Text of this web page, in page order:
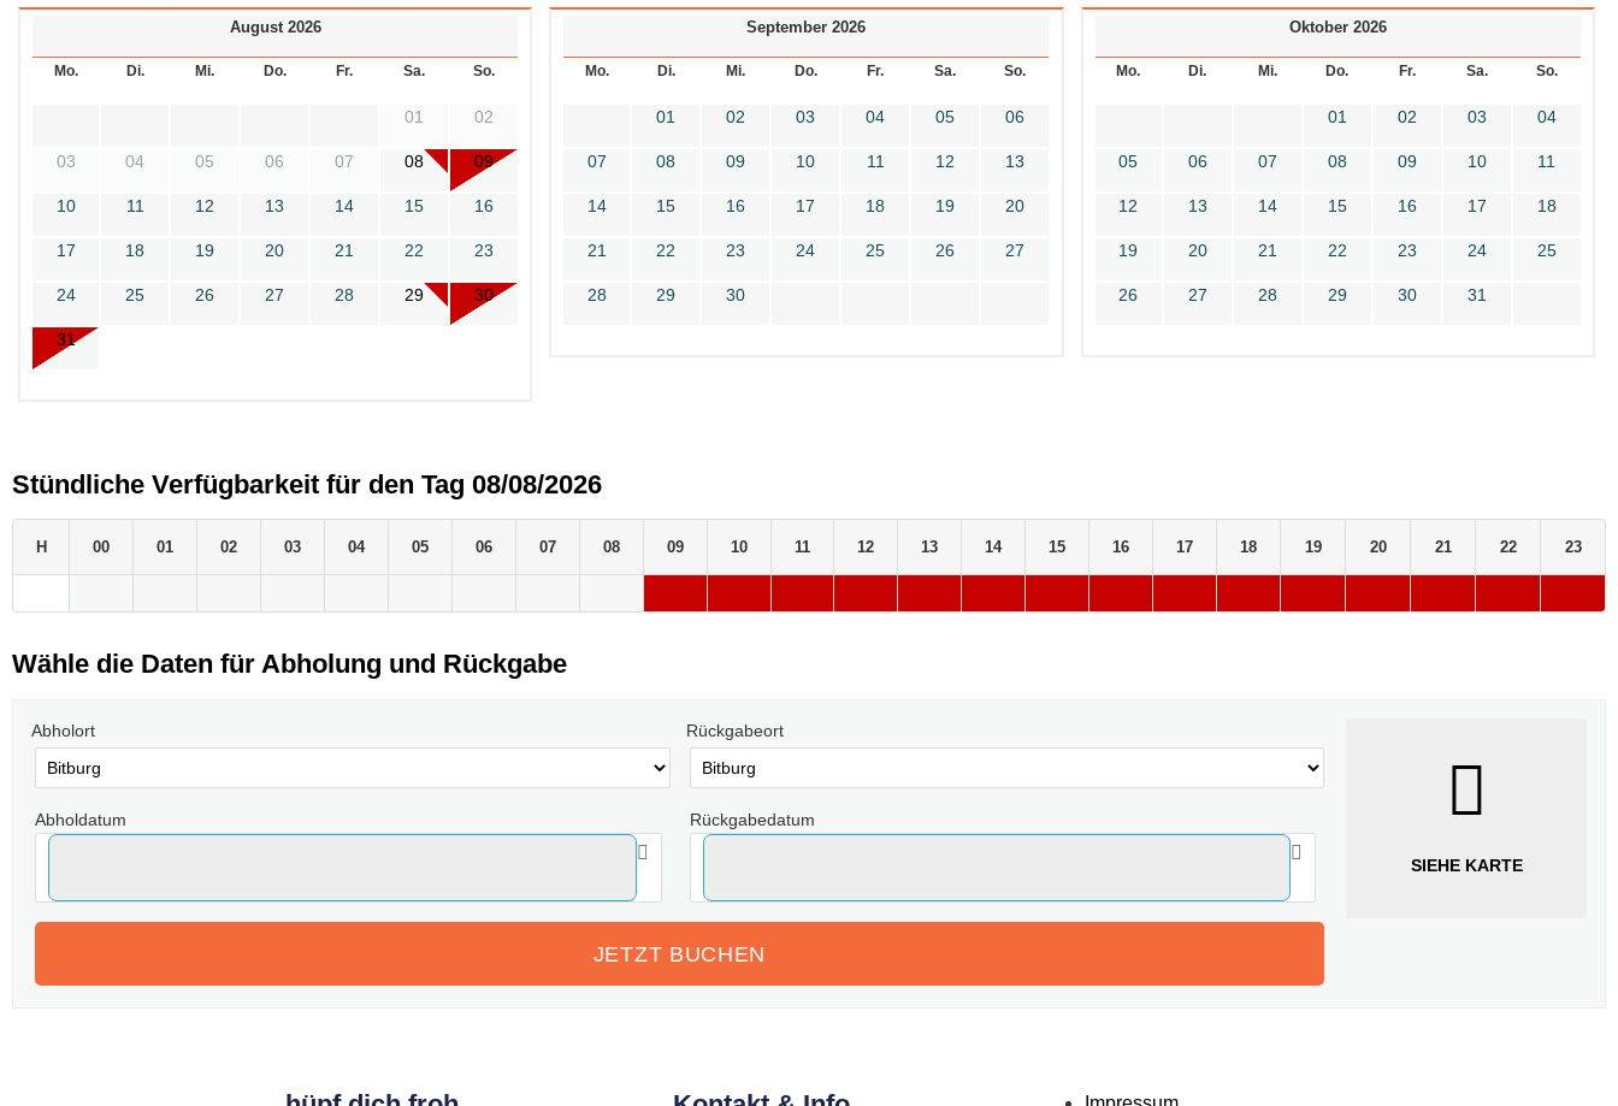
August 2026
Mo. Di. Mi. Do. Fr. Sa. So.
01 02
03 04 05 06 07 08 09
10 11 12 13 14 15 16
17 18 19 20 21 22 23
24 25 26 27 28 29 30
31
September 2026
Mo. Di. Mi. Do. Fr. Sa. So.
01 02 03 04 05 06
07 08 09 10 11 12 13
14 15 16 17 18 19 20
21 22 23 24 25 26 27
28 29 30
Oktober 2026
Mo. Di. Mi. Do. Fr. Sa. So.
01 02 03 04
05 06 07 08 09 10 11
12 13 14 15 16 17 18
19 20 21 22 23 24 25
26 27 28 29 30 31
Stündliche Verfügbarkeit für den Tag 08/08/2026
H 00 01 02 03 04 05 06 07 08 09 10 11 12 13 14 15 16 17 18 19 20 21 22 23
Wähle die Daten für Abholung und Rückgabe
Abholort Rückgabeort
Abholdatum Rückgabedatum
SIEHE KARTE